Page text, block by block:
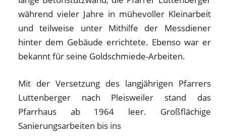
während vieler Jahre in mühevoller Kleinarbeit
und teilweise unter Mithilfe der Messdiener
hinter dem Gebäude errichtete. Ebenso war er
bekannt für seine Goldschmiede-Arbeiten.
Mit der Versetzung des langjährigen Pfarrers
Luttenberger nach Pleisweiler stand das
Pfarrhaus ab 1964 leer. Großflächige
Sanierungsarbeiten bis ins